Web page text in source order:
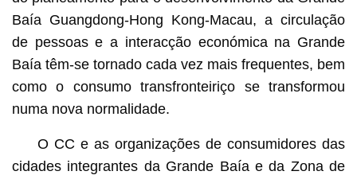
Baía Guangdong-Hong Kong-Macau, a circulação
de pessoas e a interacção económica na Grande
Baía têm-se tornado cada vez mais frequentes, bem
como o consumo transfronteiriço se transformou
numa nova normalidade.
O CC e as organizações de consumidores das
cidades integrantes da Grande Baía e da Zona de